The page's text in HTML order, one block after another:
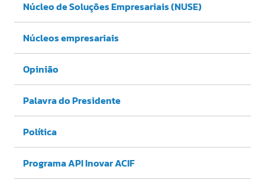
Núcleo de Soluções Empresariais (NUSE)
Núcleos empresariais
Opinião
Palavra do Presidente
Política
Programa API Inovar ACIF